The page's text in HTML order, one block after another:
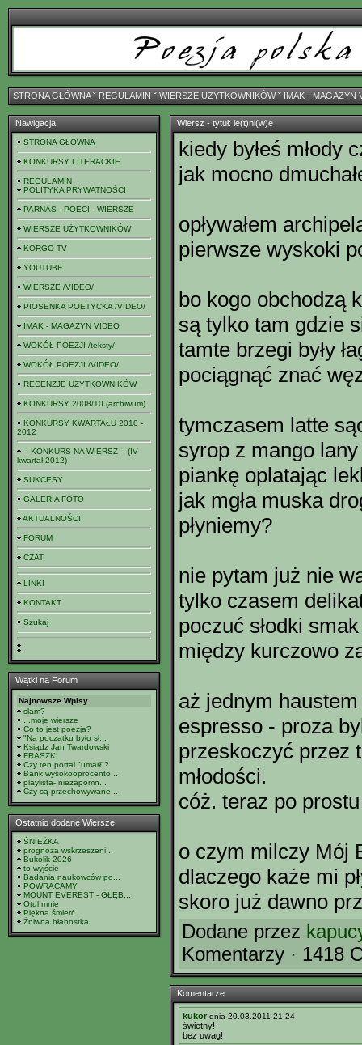
STRONA GŁÓWNAˇ REGULAMIN ˇ WIERSZE UŻYTKOWNIKÓWˇ IMAK - MAGAZYN
Nawigacja
STRONA GŁÓWNA
KONKURSY LITERACKIE
REGULAMIN
POLITYKA PRYWATNOŚCI
PARNAS - POECI - WIERSZE
WIERSZE UŻYTKOWNIKÓW
KORGO TV
YOUTUBE
WIERSZE /VIDEO/
PIOSENKA POETYCKA /VIDEO/
IMAK - MAGAZYN VIDEO
WOKÓŁ POEZJI /teksty/
WOKÓŁ POEZJI /VIDEO/
RECENZJE UŻYTKOWNIKÓW
KONKURSY 2008/10 (archiwum)
KONKURSY KWARTAŁU 2010 -
2012
-- KONKURS NA WIERSZ -- (IV
kwartał 2012)
SUKCESY
GALERIA FOTO
AKTUALNOŚCI
FORUM
CZAT
LINKI
KONTAKT
Szukaj
Wątki na Forum
Najnowsze Wpisy
slam?
...moje wiersze
Co to jest poezja?
"Na początku było sł...
Ksiądz Jan Twardowski
FRASZKI
Czy ten portal "umarł"?
Bank wysokooprocento...
playlista- niezapomn...
Czy są przechowywane...
Ostatnio dodane Wiersze
ŚNIEŻKA
prognoza wskrzeszeni...
Bukolik 2026
to wyjście
Badania naukowców po...
POWRACAMY
MOUNT EVEREST - GŁĘB...
Otul mnie
Piękna śmierć
Żniwna błahostka
Wiersz - tytuł: le(t)ni(w)e
kiedy byłeś młody
jak mocno
opływałem
pierwsze wyskoki
bo kogo obchodzą
są tylko tam gdzie
tamte brzegi były
pociągnąć znać
tymczasem latte
syrop z mango
piankę oplatając
jak mgła muska
płyniemy?
nie pytam już nie
tylko czasem
poczuć słodki
między kurczowo
aż jednym
espresso - proza
przeskoczyć przez
młodości.
cóż. teraz po
o czym milczy Mój
dlaczego każe mi
skoro już dawno
Dodane przez
Komentarzy · 1418
Komentarze
kukor dnia 20.03.2011 21:24
świetny!
bez uwag!